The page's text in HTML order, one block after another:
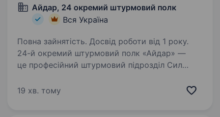
Айдар, 24 окремий штурмовий полк
Вся Україна
Повна зайнятість. Досвід роботи від 1 року.
24-й окремий штурмовий полк «Айдар» —
це професійний штурмовий підрозділ Сил
на хвилі Революції Гідності. Полк брав участь
19 хв. тому